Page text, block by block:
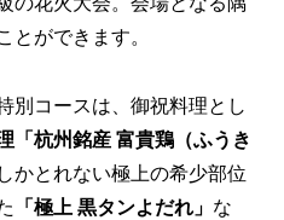
とができます。
別コースは、御祝料理とし
「杭州銘産 富貴鶏（ふうき
かとれない極上の希少部位
「極上 黒タンよだれ」 な